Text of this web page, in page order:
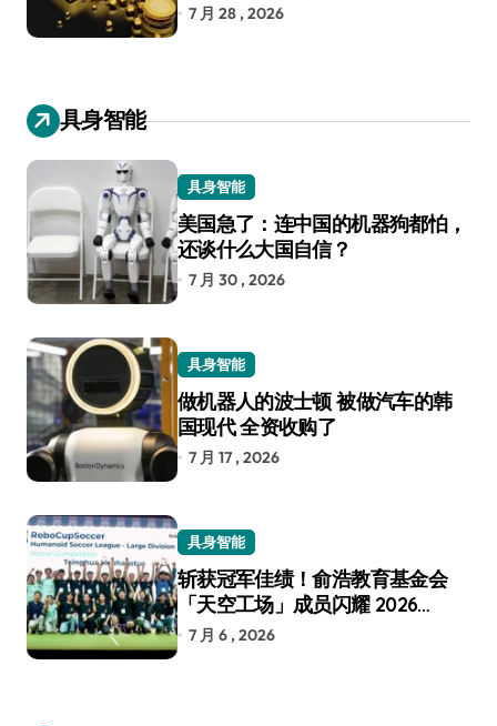
7 月 28 , 2026
具身智能
具身智能
美国急了：连中国的机器狗都怕，
还谈什么大国自信？
7 月 30 , 2026
具身智能
做机器人的波士顿 被做汽车的韩
国现代 全资收购了
7 月 17 , 2026
具身智能
斩获冠军佳绩！俞浩教育基金会
「天空工场」成员闪耀 2026
RoboCup 机器人世界杯
7 月 6 , 2026